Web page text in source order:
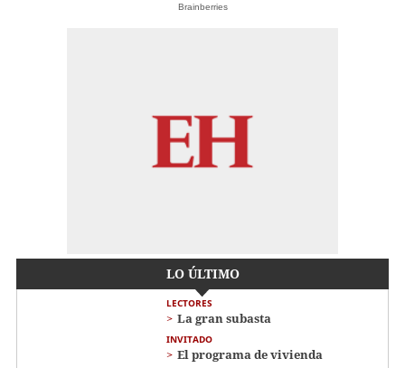
Brainberries
LO ÚLTIMO
LECTORES
La gran subasta
INVITADO
El programa de vivienda